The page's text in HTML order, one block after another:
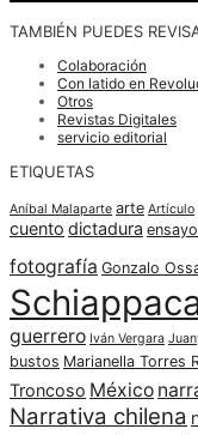
TAMBIÉN PUEDES
Colaboración
Con latido en
Otros
Revistas Digitales
servicio editorial
ETIQUETAS
Aníbal Malaparte arte Artículo
cuento dictadura ensayo
fotografía Gonzalo
guerrero Iván Vergara
bustos Marianella Torres
Troncoso México
Narrativa chilena